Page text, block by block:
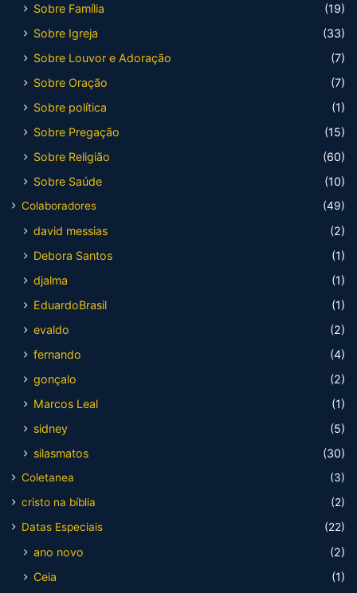
Sobre Família
(19)
Sobre Igreja
(33)
Sobre Louvor e Adoração
(7)
Sobre Oração
(7)
Sobre política
(1)
Sobre Pregação
(15)
Sobre Religião
(60)
Sobre Saúde
(10)
Colaboradores (49)
david messias
(2)
Debora Santos
(1)
djalma
(1)
EduardoBrasil
(1)
evaldo
(2)
fernando
(4)
gonçalo
(2)
Marcos Leal
(1)
sidney
(5)
silasmatos
(30)
Coletanea
(3)
cristo na bíblia
(2)
Datas Especiais
(22)
ano novo
(2)
Ceia
(1)